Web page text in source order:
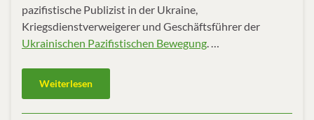
pazifistische Publizist in der Ukraine,
Kriegsdienstverweigerer und Geschäftsführer der
Ukrainischen Pazifistischen Bewegung
Weiterlesen